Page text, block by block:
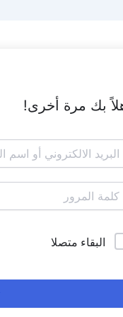
بك مرة أخرى!
البقاء متصلا